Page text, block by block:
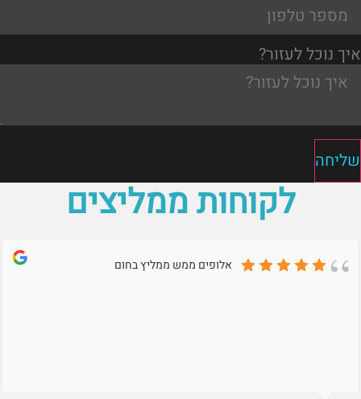
איך נוכל לעזור?
שליחה
לקוחות ממליצים
אלופים ממש ממליץ בחום